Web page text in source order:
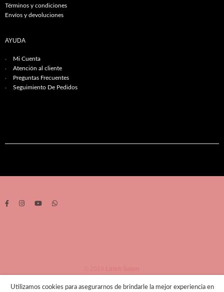
Términos y condiciones
Envíos y devoluciones
AYUDA
Mi Cuenta
Atención al cliente
Preguntas Frecuentes
Seguimiento De Pedidos
Utilizamos cookies para asegurarnos de brindarle la mejor experiencia en